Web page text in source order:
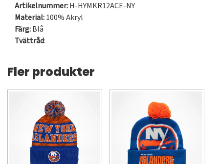
Artikelnummer:H-HYMKR12ACE-NY
Material:100% Akryl
Färg:Blå
Tvättråd:
Fler produkter